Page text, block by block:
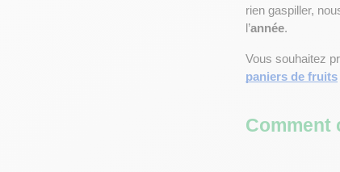
rien gaspiller,
l’année.
Vous souhaitez
paniers de fruits
Comment